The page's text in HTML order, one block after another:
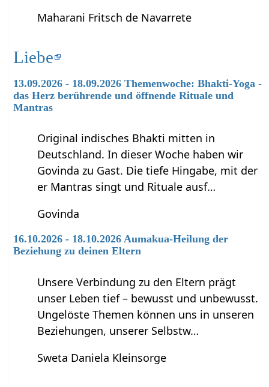
Maharani Fritsch de Navarrete
Liebe
13.09.2026 - 18.09.2026 Themenwoche: Bhakti-Yoga -
das Herz berührende und öffnende Rituale und
Mantras
Original indisches Bhakti mitten in
Deutschland. In dieser Woche haben wir
Govinda zu Gast. Die tiefe Hingabe, mit der
er Mantras singt und Rituale ausf…
Govinda
16.10.2026 - 18.10.2026 Aumakua-Heilung der
Beziehung zu deinen Eltern
Unsere Verbindung zu den Eltern prägt
unser Leben tief – bewusst und unbewusst.
Ungelöste Themen können uns in unseren
Beziehungen, unserer Selbstw…
Sweta Daniela Kleinsorge